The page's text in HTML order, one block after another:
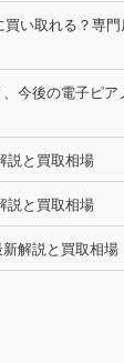
買い取れる？専門
今後の電子ピア
説と買取相場
説と買取相場
解説と買取相場